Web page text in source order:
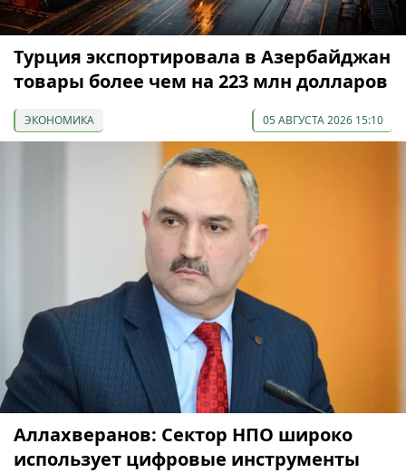
Турция экспортировала в Азербайджан
товары более чем на 223 млн долларов
ЭКОНОМИКА 05 АВГУСТА 2026 15:10
Аллахверанов: Сектор НПО широко
использует цифровые инструменты